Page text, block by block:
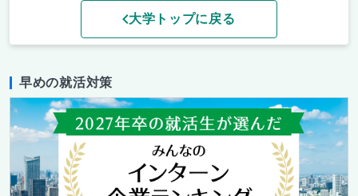
大学トップに戻る
早めの就活対策